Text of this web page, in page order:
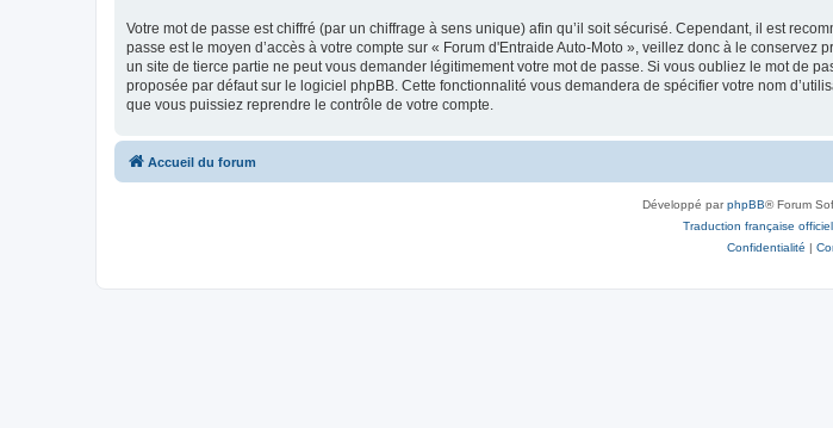
Votre mot de passe est chiffré (par un chiffrage à sens unique) afin qu’il soit sécurisé. Cependant, il est
passe est le moyen d’accès à votre compte sur « Forum d'Entraide Auto-Moto », veillez donc à le
un site de tierce partie ne peut vous demander légitimement votre mot de passe. Si vous oubliez le mot de
proposée par défaut sur le logiciel phpBB. Cette fonctionnalité vous demandera de spécifier votre nom
que vous puissiez reprendre le contrôle de votre compte.
Accueil du forum
Développé parphpBB® Forum
Traduction française
Confidentialité |